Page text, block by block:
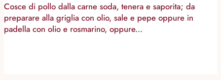
Cosce di pollo dalla carne soda, tenera e saporita; da
preparare alla griglia con olio, sale e pepe oppure in
padella con olio e rosmarino, oppure...